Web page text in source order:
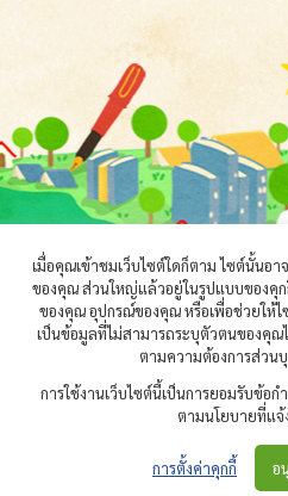
© 2021 — ธนาคารหนังสือ
เมื่อคุณเข้าชมเว็บไซต์ใดก็ตาม ไซต์นั้นอา
ของคุณ ส่วนใหญ่แล้วอยู่ในรูปแบบของคุ
ของคุณ อุปกรณ์ของคุณ หรือเพื่อช่วยให้
เป็นข้อมูลที่ไม่สามารถระบุตัวตนของคุณ
ตามความต้องการส่วน
การใช้งานเว็บไซต์นี้เป็นการยอมรับข้อ
ตามนโยบายที่แจ้
การตั้งค่าคุกกี้ อ